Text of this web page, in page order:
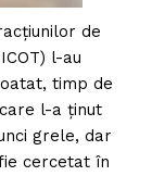
de
l-au
timp de
l-a ţinut
grele, dar
cercetat în